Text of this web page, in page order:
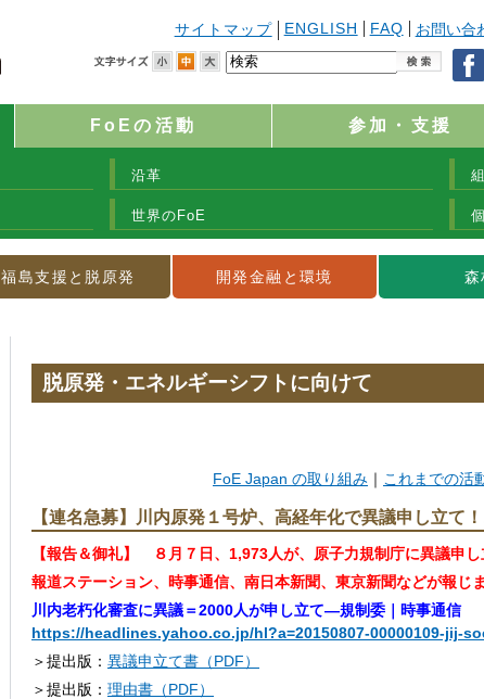
サイトマップ ENGLISH FAQ お問い合
FoEの活動 参加・支援
沿革
世界のFoE
福島支援と脱原発 開発金融と環境 森
脱原発・エネルギーシフトに向けて
FoE Japan の取り組み これまでの活
【連名急募】川内原発１号炉、高経年化で異議申し立て
【報告＆御礼】 ８月７日、1,973人が、原子力規制庁に異議申し
報道ステーション、時事通信、南日本新聞、東京新聞などが報じま
川内老朽化審査に異議＝2000人が申し立て―規制委｜時事通信
https://headlines.yahoo.co.jp/hl?a=20150807-00000109-jij-
＞提出版： 異議申立て書（PDF）
＞提出版： 理由書（PDF）